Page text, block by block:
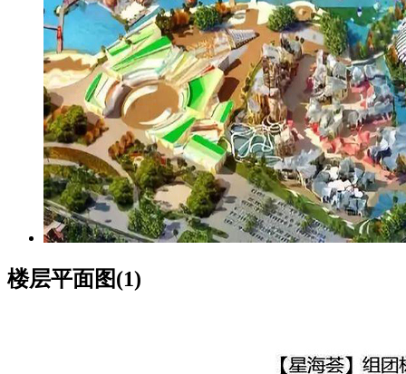
楼层平面图(1)